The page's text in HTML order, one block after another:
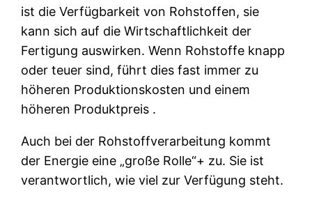
ist die Verfügbarkeit von Rohstoffen, sie
kann sich auf die Wirtschaftlichkeit der
Fertigung auswirken. Wenn Rohstoffe knapp
oder teuer sind, führt dies fast immer zu
höheren Produktionskosten und einem
höheren Produktpreis .
Auch bei der Rohstoffverarbeitung kommt
der Energie eine „große Rolle“+ zu. Sie ist
verantwortlich, wie viel zur Verfügung steht.